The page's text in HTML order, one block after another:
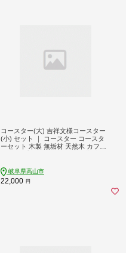
コースター(大) 吉祥文様コースター
(小) セット ｜ コースター コースタ
ーセット 木製 無垢材 天然木 カフェ
AP032
岐阜県高山市
22,000 円